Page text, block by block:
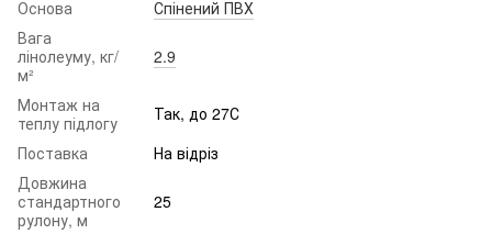
Основа
Спінений ПВХ
Вага
лінолеуму, кг/
м²
2.9
Монтаж на
теплу підлогу
Так, до 27С
Поставка
На відріз
Довжина
стандартного
рулону, м
25